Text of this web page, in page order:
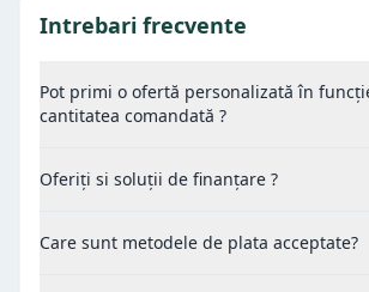
Intrebari frecvente
Pot primi o ofertă personalizată în
cantitatea comandată ?
Oferiți si soluții de finanțare ?
Care sunt metodele de plata acceptate?